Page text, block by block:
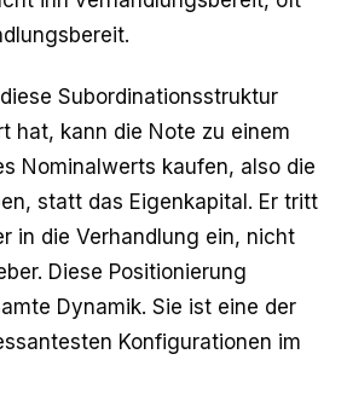
Subordinationsstruktur
hat, kann die Note zu einem
Nominalwerts kaufen, also die
statt das Eigenkapital. Er tritt
in die Verhandlung ein, nicht
Diese Positionierung
Dynamik. Sie ist eine der
Konfigurationen im